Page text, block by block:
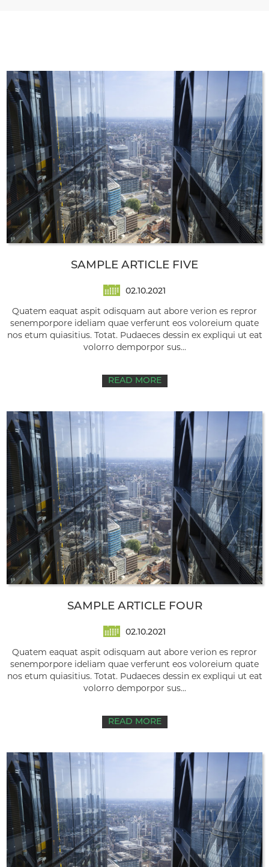
SAMPLE ARTICLE FIVE
02.10.2021
Quatem eaquat aspit odisquam aut abore verion es repror
senemporpore ideliam quae verferunt eos voloreium quate
nos etum quiasitius. Totat. Pudaeces dessin ex expliqui ut eat
volorro demporpor sus...
READ MORE
SAMPLE ARTICLE FOUR
02.10.2021
Quatem eaquat aspit odisquam aut abore verion es repror
senemporpore ideliam quae verferunt eos voloreium quate
nos etum quiasitius. Totat. Pudaeces dessin ex expliqui ut eat
volorro demporpor sus...
READ MORE